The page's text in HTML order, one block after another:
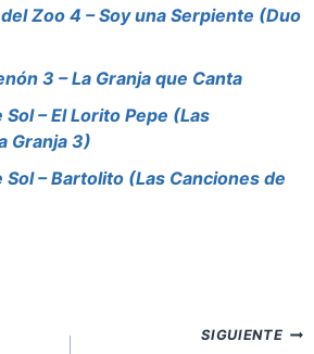
p o
Zoo 4 – Soy una Serpiente (Duo
3 – La Granja que Canta
– El Lorito Pepe (Las
Granja 3)
– Bartolito (Las Canciones de
SIGUIENTE